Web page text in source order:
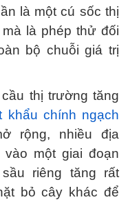
là một cú sốc thị
là phép thử đối
bộ chuỗi giá trị
thị trường tăng
khẩu chính ngạch
rộng, nhiều địa
một giai đoạn
riêng tăng rất
bỏ cây khác để